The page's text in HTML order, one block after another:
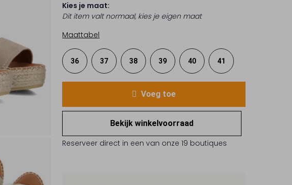
Kies je maat:
Dit item valt normaal, kies je eigen maat
Maattabel
36 37 38 39 40 41
Voeg toe
Bekijk winkelvoorraad
Reserveer direct in een van onze 19 boutiques